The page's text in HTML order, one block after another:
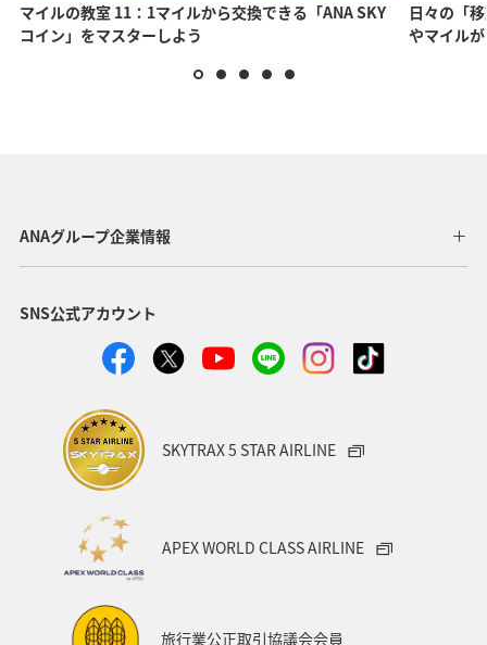
マイルの教室 11：1マイルから交換できる「ANA SKY
コイン」をマスターしよう
日々の「
やマイル
ANAグループ企業情報
SNS公式アカウント
SKYTRAX 5 STAR AIRLINE
APEX WORLD CLASS AIRLINE
旅行業公正取引協議会会員